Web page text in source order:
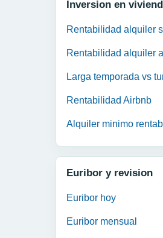
Inversion en
Rentabilidad alquiler
Rentabilidad alquiler
Larga temporada vs
Rentabilidad Airbnb
Alquiler minimo
Euribor y revision
Euribor hoy
Euribor mensual